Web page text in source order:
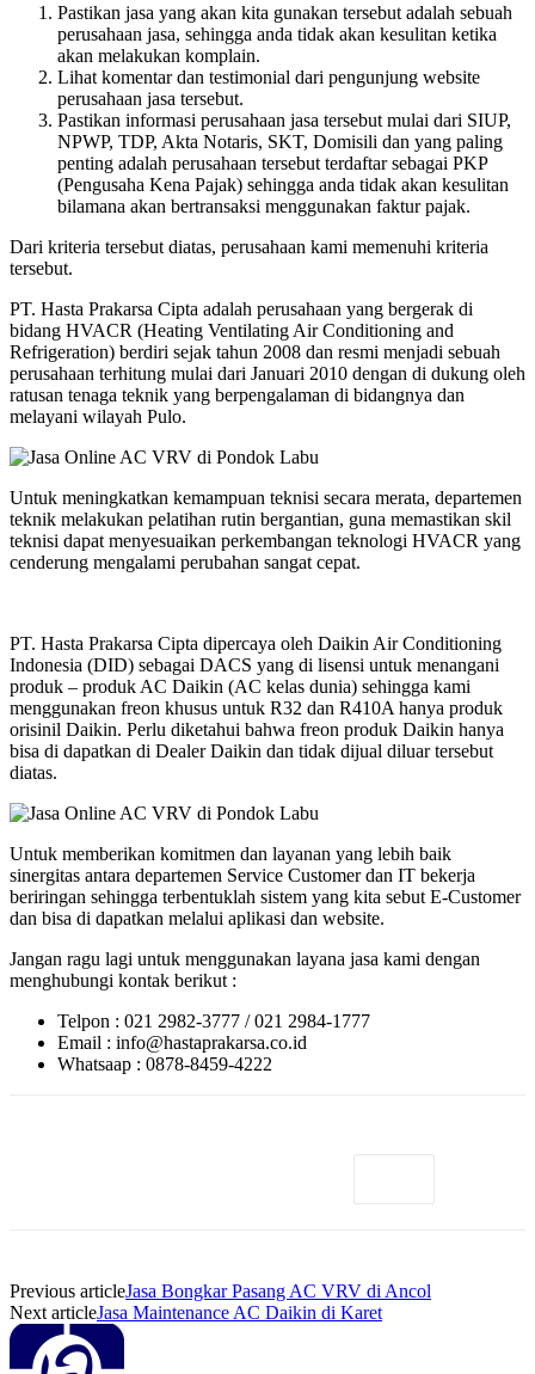
Pastikan jasa yang akan kita gunakan tersebut adalah sebuah
perusahaan jasa, sehingga anda tidak akan kesulitan ketika
akan melakukan komplain.
Lihat komentar dan testimonial dari pengunjung website
perusahaan jasa tersebut.
Pastikan informasi perusahaan jasa tersebut mulai dari SIUP,
NPWP, TDP, Akta Notaris, SKT, Domisili dan yang paling
penting adalah perusahaan tersebut terdaftar sebagai PKP
(Pengusaha Kena Pajak) sehingga anda tidak akan kesulitan
bilamana akan bertransaksi menggunakan faktur pajak.
Dari kriteria tersebut diatas, perusahaan kami memenuhi kriteria
tersebut.
PT. Hasta Prakarsa Cipta adalah perusahaan yang bergerak di
bidang HVACR (Heating Ventilating Air Conditioning and
Refrigeration) berdiri sejak tahun 2008 dan resmi menjadi sebuah
perusahaan terhitung mulai dari Januari 2010 dengan di dukung oleh
ratusan tenaga teknik yang berpengalaman di bidangnya dan
melayani wilayah Pulo.
Untuk meningkatkan kemampuan teknisi secara merata, departemen
teknik melakukan pelatihan rutin bergantian, guna memastikan skil
teknisi dapat menyesuaikan perkembangan teknologi HVACR yang
cenderung mengalami perubahan sangat cepat.
PT. Hasta Prakarsa Cipta dipercaya oleh Daikin Air Conditioning
Indonesia (DID) sebagai DACS yang di lisensi untuk menangani
produk – produk AC Daikin (AC kelas dunia) sehingga kami
menggunakan freon khusus untuk R32 dan R410A hanya produk
orisinil Daikin. Perlu diketahui bahwa freon produk Daikin hanya
bisa di dapatkan di Dealer Daikin dan tidak dijual diluar tersebut
diatas.
Untuk memberikan komitmen dan layanan yang lebih baik
sinergitas antara departemen Service Customer dan IT bekerja
beriringan sehingga terbentuklah sistem yang kita sebut E-Customer
dan bisa di dapatkan melalui aplikasi dan website.
Jangan ragu lagi untuk menggunakan layana jasa kami dengan
menghubungi kontak berikut :
Telpon : 021 2982-3777 / 021 2984-1777
Email : info@hastaprakarsa.co.id
Whatsaap : 0878-8459-4222
Previous articleJasa Bongkar Pasang AC VRV di Ancol
Next articleJasa Maintenance AC Daikin di Karet